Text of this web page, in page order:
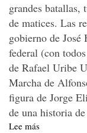
grandes
de matices. Las
gobierno de
federal (con
de Rafael Uribe
Marcha de
figura de Jorge
de una historia
Lee más